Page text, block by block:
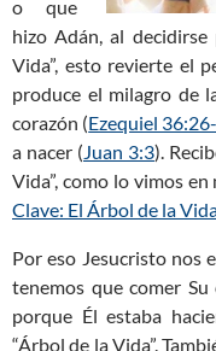
o que
hizo Adán, al
Vida”, esto revierte el
produce el milagro de
corazón (Ezequiel
a nacer (Juan 3:3).
Vida”, como lo vimos
Clave: El Árbol de la
Por eso Jesucristo nos
tenemos que comer
porque Él estaba
“Árbol de la Vida”.